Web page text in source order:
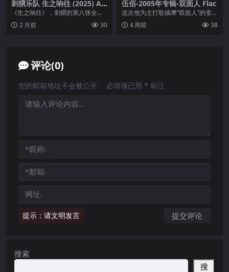
刺猬乐队 生之响往 (2025) AL
AC
《生之响往》，刺猬的第八张全长
录音室专辑，在此时到来。打开它1
1首作品，起伏错落...
2 月前 30
伍佰-2005年专辑-双面人 Flac
这次他为主打歌揣摩“双面人”的变态
心理，更略带点杀人魔的成份。伍
佰演得逼真，唱得...
4 周前 38
评论(0)
提示：请文明发言
您的邮箱地址不会被公开。 必填项已用 * 标注
搜索
搜